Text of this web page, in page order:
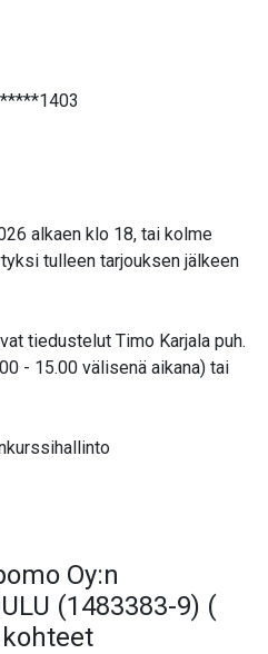
alkaen klo 18, tai kolme
tulleen tarjouksen jälkeen
tiedustelut Timo Karjala puh.
- 15.00 välisenä aikana) tai
Oy:n
(1483383-9) (